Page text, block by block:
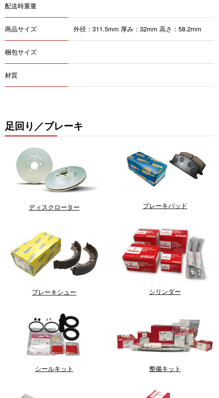
配送時重量
商品サイズ 外径：311.5mm 厚み：32mm 高さ：58.2mm
梱包サイズ
材質
足回り／ブレーキ
ディスクローター ブレーキパッド
ブレーキシュー シリンダー
シールキット 整備キット